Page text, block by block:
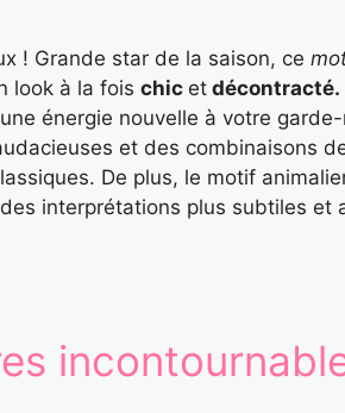
! Grande star de la saison, ce
look à la fois chic et décontracté.
énergie nouvelle à votre
et des combinaisons
De plus, le motif
interprétations plus subtiles et